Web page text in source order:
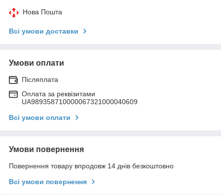
Нова Пошта
Всі умови доставки
Умови оплати
Післяплата
Оплата за реквізитами
UA989358710000067321000040609
Всі умови оплати
Умови повернення
Повернення товару впродовж 14 днів безкоштовно
Всі умови повернення